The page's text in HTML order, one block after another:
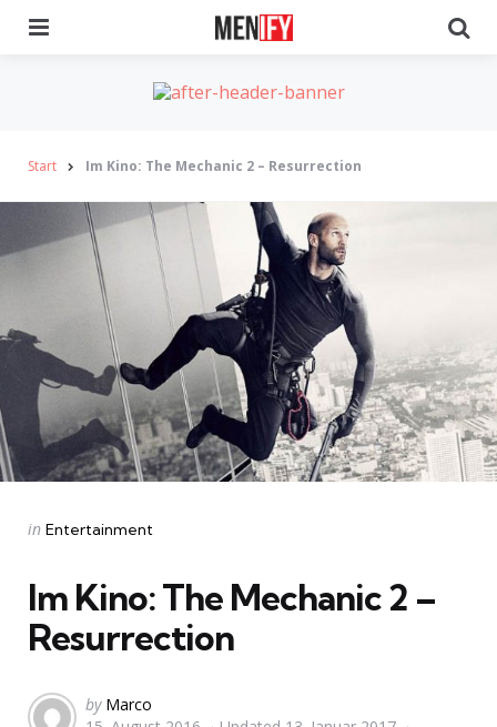
Start Im Kino: The Mechanic 2 – Resurrection
Categories
Posted
in Entertainment
Im Kino: The Mechanic 2 –
Resurrection
Posted
by Marco